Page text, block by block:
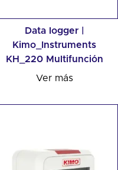
Data logger |
Kimo_Instruments
KH_220 Multifunción
Ver más